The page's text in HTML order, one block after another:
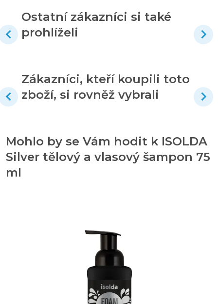
Ostatní zákazníci si také
prohlíželi
Zákazníci, kteří koupili toto
zboží, si rovněž vybrali
Mohlo by se Vám hodit k ISOLDA
Silver tělový a vlasový šampon 75
ml